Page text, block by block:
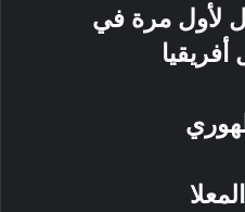
لأول مرة في